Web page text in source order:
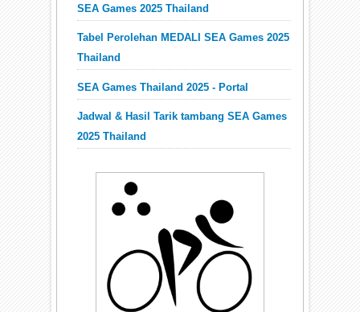
SEA Games 2025 Thailand
Tabel Perolehan MEDALI SEA Games 2025
Thailand
SEA Games Thailand 2025 - Portal
Jadwal & Hasil Tarik tambang SEA Games
2025 Thailand